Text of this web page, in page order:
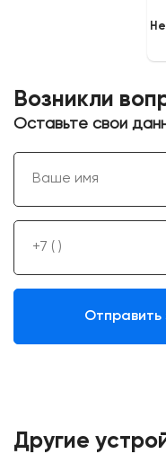
Возникли
Оставьте свои
Другие